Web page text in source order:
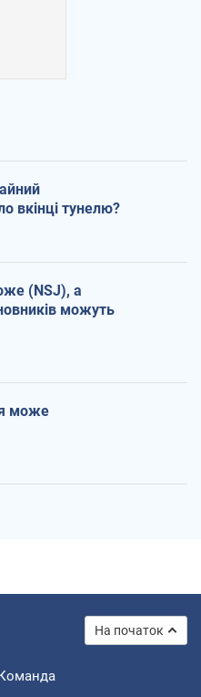
вкінці тунелю?
(NSJ), а
можуть
може
На початок